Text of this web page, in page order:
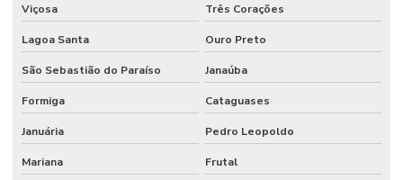
Válvula De Pé
Válvula De Retenção
Válvula Esfera Bi Partida Preço
Viçosa Três Corações
Lagoa Santa Ouro Preto
São Sebastião do Paraíso Janaúba
Formiga Cataguases
Januária Pedro Leopoldo
Mariana Frutal